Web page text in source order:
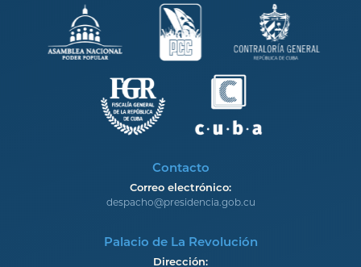
Contacto
Correo electrónico:
despacho@presidencia.gob.cu
Palacio de La Revolución
Dirección: